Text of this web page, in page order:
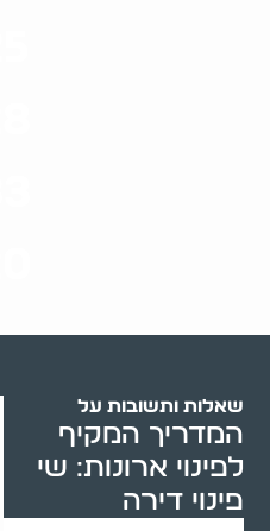
שאלות ותשובות על
המדריך המקיף
לפינוי ארונות: שי
פינוי דירה